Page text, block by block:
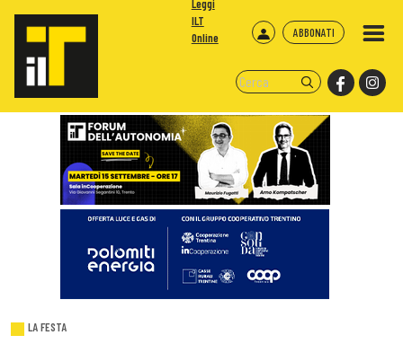
ABBONATI
Leggi
ILT
Online
LA FESTA